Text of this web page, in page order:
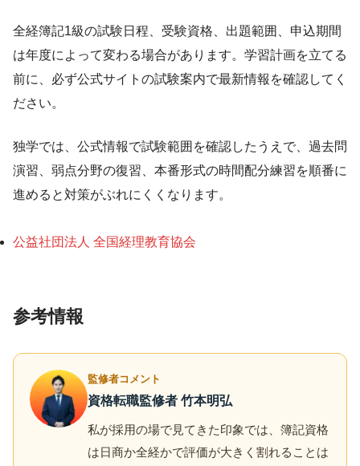
全経簿記1級の試験日程、受験資格、出題範囲、申込期間
は年度によって変わる場合があります。学習計画を立てる
前に、必ず公式サイトの試験案内で最新情報を確認してく
ださい。
独学では、公式情報で試験範囲を確認したうえで、過去問
演習、弱点分野の復習、本番形式の時間配分練習を順番に
進めると対策がぶれにくくなります。
公益社団法人 全国経理教育協会
参考情報
監修者コメント
資格転職監修者 竹本明弘
私が採用の場で見てきた印象では、簿記資格
は日商か全経かで評価が大きく割れることは